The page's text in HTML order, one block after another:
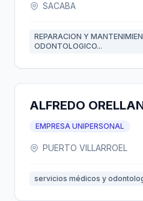
SACABA
REPARACION Y
ODONTOLOGICO...
ALFREDO
EMPRESA UNIPERSONAL
PUERTO VILLARROEL
servicios médicos y